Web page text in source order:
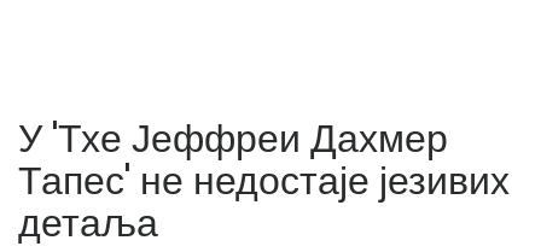
У 'Тхе Јеффреи Дахмер
Тапес' не недостаје језивих
детаља